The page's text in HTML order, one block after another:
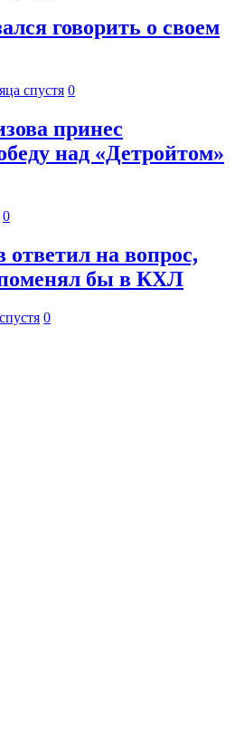
говорить о своем
спустя 0
принес
над «Детройтом»
0
на вопрос,
бы в КХЛ
0